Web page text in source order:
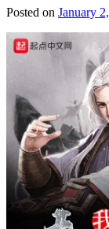
Posted on January